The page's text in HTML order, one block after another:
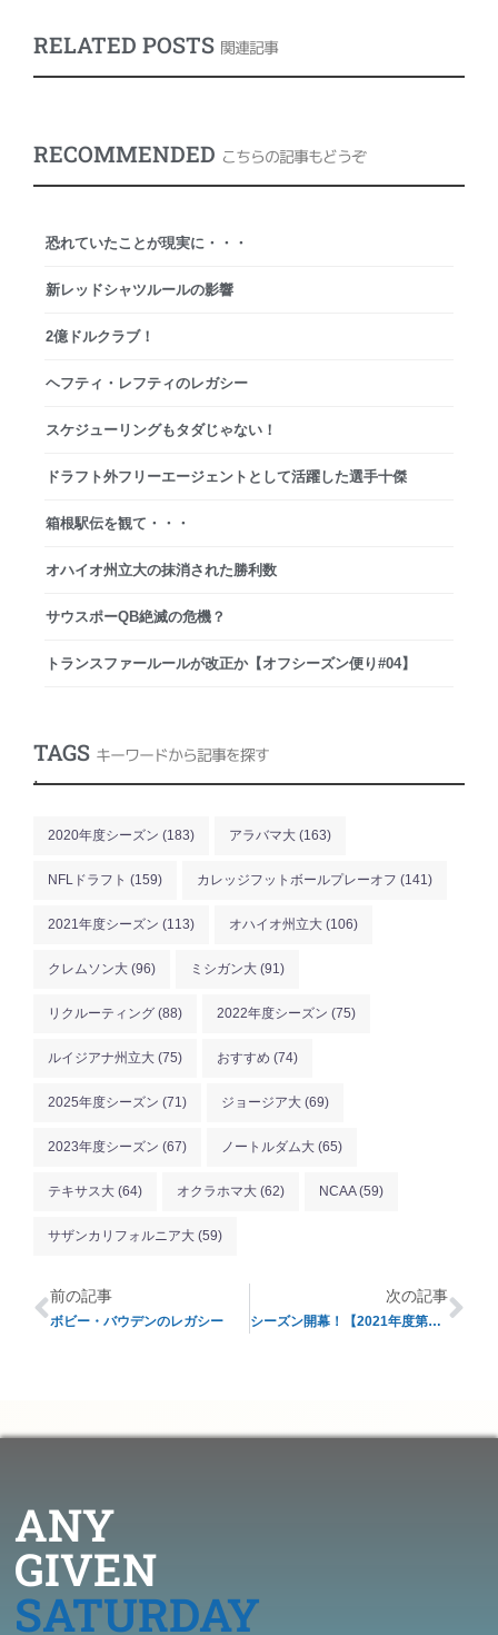
RELATED POSTS 関連記事
RECOMMENDED こちらの記事もどうぞ
恐れていたことが現実に・・・
新レッドシャツルールの影響
2億ドルクラブ！
ヘフティ・レフティのレガシー
スケジューリングもタダじゃない！
ドラフト外フリーエージェントとして活躍した選手十傑
箱根駅伝を観て・・・
オハイオ州立大の抹消された勝利数
サウスポーQB絶滅の危機？
トランスファールールが改正か【オフシーズン便り#04】
TAGS キーワードから記事を探す
.
2020年度シーズン (183) アラバマ大 (163)
NFLドラフト (159) カレッジフットボールプレーオフ (141)
2021年度シーズン (113) オハイオ州立大 (106)
クレムソン大 (96) ミシガン大 (91)
リクルーティング (88) 2022年度シーズン (75)
ルイジアナ州立大 (75) おすすめ (74)
2025年度シーズン (71) ジョージア大 (69)
2023年度シーズン (67) ノートルダム大 (65)
テキサス大 (64) オクラホマ大 (62) NCAA(59)
サザンカリフォルニア大 (59)
前の記事
ボビー・バウデンのレガシー
次の記事
シーズン開幕！【2021年度第1週目レビュー】
ANY
GIVEN
SATURDAY